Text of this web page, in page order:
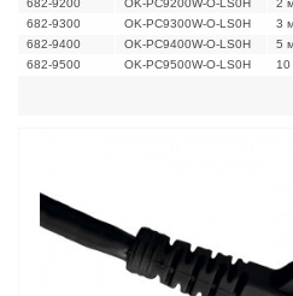
682-9200
OK-PC9200W-O-LS0H
2
682-9300
OK-PC9300W-O-LS0H
3
682-9400
OK-PC9400W-O-LS0H
5
682-9500
OK-PC9500W-O-LS0H